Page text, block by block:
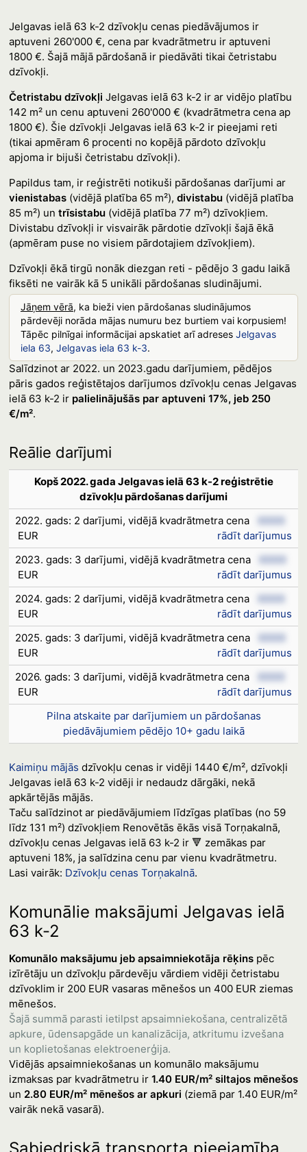
Jelgavas ielā 63 k-2 dzīvokļu cenas piedāvājumos ir
aptuveni 260'000 €, cena par kvadrātmetru ir aptuveni
1800 €. Šajā mājā pārdošanā ir piedāvāti tikai četristabu
dzīvokļi.
Četristabu dzīvokļi Jelgavas ielā 63 k-2 ir ar vidējo platību
142 m² un cenu aptuveni 260'000 € (kvadrātmetra cena ap
1800 €). Šie dzīvokļi Jelgavas ielā 63 k-2 ir pieejami reti
(tikai apmēram 6 procenti no kopējā pārdoto dzīvokļu
apjoma ir bijuši četristabu dzīvokļi).
Papildus tam, ir reģistrēti notikuši pārdošanas darījumi ar
vienistabas(vidējā platība 65 m²), divistabu(vidējā platība
85 m²) un trīsistabu(vidējā platība 77 m²) dzīvokļiem.
Divistabu dzīvokļi ir visvairāk pārdotie dzīvokļi šajā ēkā
(apmēram puse no visiem pārdotajiem dzīvokļiem).
Dzīvokļi ēkā tirgū nonāk diezgan reti - pēdējo 3 gadu laikā
fiksēti ne vairāk kā 5 unikāli pārdošanas sludinājumi.
Jāņem vērā, ka bieži vien pārdošanas sludinājumos
pārdevēji norāda mājas numuru bez burtiem vai korpusiem!
Tāpēc pilnīgai informācijai apskatiet arī adreses Jelgavas
iela 63, Jelgavas iela 63 k-3.
Salīdzinot ar 2022. un 2023.gadu darījumiem, pēdējos
pāris gados reģistētajos darījumos dzīvokļu cenas Jelgavas
ielā 63 k-2 ir palielinājušās par aptuveni 17%, jeb 250
€/m².
Reālie darījumi
Kopš 2022. gada Jelgavas ielā 63 k-2 reģistrētie
dzīvokļu pārdošanas darījumi
2022. gads: 2 darījumi, vidējā kvadrātmetra cena
XXXX
EUR
rādīt darījumus
2023. gads: 3 darījumi, vidējā kvadrātmetra cena
XXXX
EUR
rādīt darījumus
2024. gads: 2 darījumi, vidējā kvadrātmetra cena
XXXX
EUR
rādīt darījumus
2025. gads: 3 darījumi, vidējā kvadrātmetra cena
XXXX
EUR
rādīt darījumus
2026. gads: 3 darījumi, vidējā kvadrātmetra cena
XXXX
EUR
rādīt darījumus
Pilna atskaite par darījumiem un pārdošanas
piedāvājumiem pēdējo 10+ gadu laikā
Kaimiņu mājās dzīvokļu cenas ir vidēji 1440 €/m², dzīvokļi
Jelgavas ielā 63 k-2 vidēji ir nedaudz dārgāki, nekā
apkārtējās mājās.
Taču salīdzinot ar piedāvājumiem līdzīgas platības (no 59
līdz 131 m²) dzīvokļiem Renovētās ēkās visā Torņakalnā,
dzīvokļu cenas Jelgavas ielā 63 k-2 ir 🔻 zemākas par
aptuveni 18%, ja salīdzina cenu par vienu kvadrātmetru.
Lasi vairāk: Dzīvokļu cenas Torņakalnā.
Komunālie maksājumi Jelgavas ielā
63 k-2
Komunālo maksājumu jeb apsaimniekotāja rēķinspēc
izīrētāju un dzīvokļu pārdevēju vārdiem vidēji četristabu
dzīvoklim ir 200 EUR vasaras mēnešos un 400 EUR ziemas
mēnešos.
Šajā summā parasti ietilpst apsaimniekošana, centralizētā
apkure, ūdensapgāde un kanalizācija, atkritumu izvešana
un koplietošanas elektroenerģija.
Vidējās apsaimniekošanas un komunālo maksājumu
izmaksas par kvadrātmetru ir 1.40 EUR/m² siltajos mēnešos
un 2.80 EUR/m² mēnešos ar apkuri (ziemā par 1.40 EUR/m²
vairāk nekā vasarā).